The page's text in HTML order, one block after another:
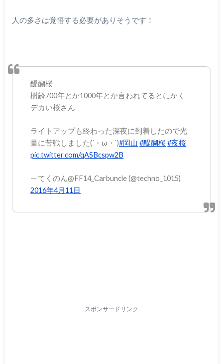
人の多さは覚悟する必要がありそうです！
醍醐桜
樹齢700年とか1000年とか言われてるとにかく
デカい桜さん
ライトアップも終わった深夜に到着したので光
量に苦戦しました(´・ω・`)#岡山 #醍醐桜#夜桜
pic.twitter.com/qASBcspw2B
— てくのん@FF14_Carbuncle (@techno_1015)
2016年4月11日
スポンサードリンク